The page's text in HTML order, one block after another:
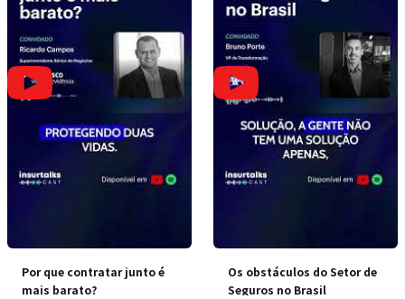
Por que contratar junto é
mais barato?
Os obstáculos do Setor de
Seguros no Brasil